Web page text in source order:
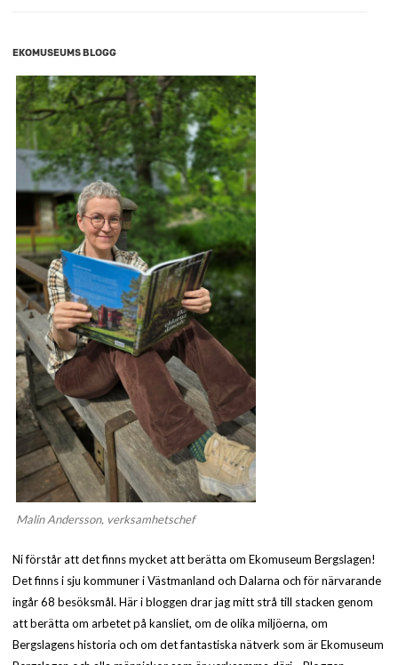
EKOMUSEUMS BLOGG
Malin Andersson, verksamhetschef
Ni förstår att det finns mycket att berätta om Ekomuseum Bergslagen!
Det finns i sju kommuner i Västmanland och Dalarna och för närvarande
ingår 68 besöksmål. Här i bloggen drar jag mitt strå till stacken genom
att berätta om arbetet på kansliet, om de olika miljöerna, om
Bergslagens historia och om det fantastiska nätverk som är Ekomuseum